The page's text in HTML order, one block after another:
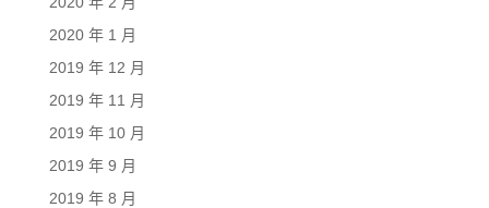
2020 年 1 月
2019 年 12 月
2019 年 11 月
2019 年 10 月
2019 年 9 月
2019 年 8 月